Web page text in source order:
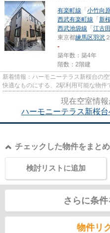
有楽町線 「 小竹向
西武有楽町線 「 新
西武池袋線 「 江古田
東京都練馬区羽沢
-
築年数：築4年
階数：2階建
新着情報：ハーモニーテラス新桜台の
快適なものにする、2駅利用可能な物
現在空室情報
ハーモニーテラス新桜
チェックした物件をまと
検討リストに追加
さらに条
物件リ